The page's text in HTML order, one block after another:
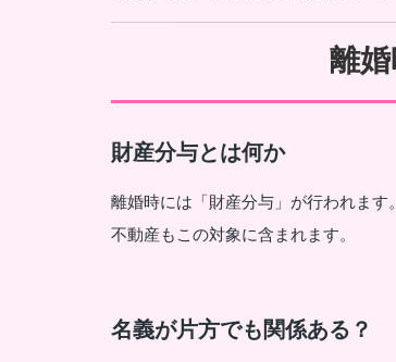
離
財産分与とは何か
離婚時には「財産分与」が行われます
不動産もこの対象に含まれます。
名義が片方でも関係ある？